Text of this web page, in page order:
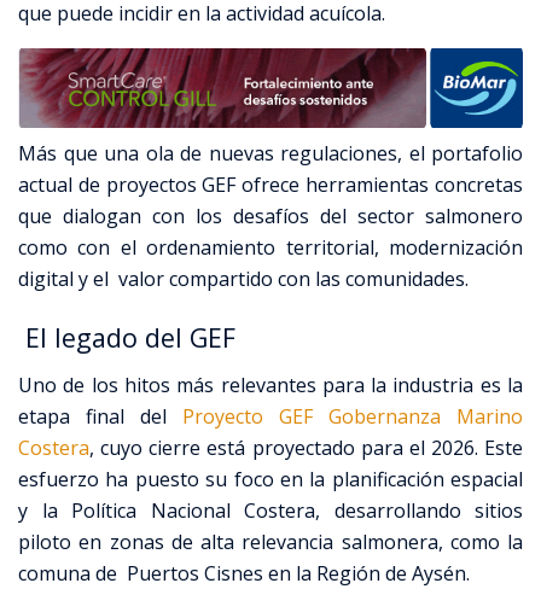
que puede incidir en la actividad acuícola.
Más que una ola de nuevas regulaciones, el portafolio
actual de proyectos GEF ofrece herramientas concretas
que dialogan con los desafíos del sector salmonero
como con el ordenamiento territorial, modernización
digital y el valor compartido con las comunidades.
El legado del GEF
Uno de los hitos más relevantes para la industria es la
etapa final del Proyecto GEF Gobernanza Marino
Costera, cuyo cierre está proyectado para el 2026. Este
esfuerzo ha puesto su foco en la planificación espacial
y la Política Nacional Costera, desarrollando sitios
piloto en zonas de alta relevancia salmonera, como la
comuna de Puertos Cisnes en la Región de Aysén.